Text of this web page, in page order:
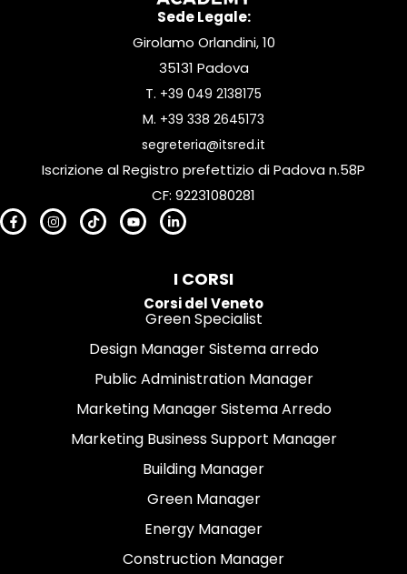
Sede Legale:
Girolamo Orlandini, 10
35131 Padova
T. +39 049 2138175
M. +39 338 2645173
segreteria@itsred.it
Iscrizione al Registro prefettizio di Padova n.58P
CF: 92231080281
I CORSI
Corsi del Veneto
Green Specialist
Design Manager Sistema arredo
Public Administration Manager
Marketing Manager Sistema Arredo
Marketing Business Support Manager
Building Manager
Green Manager
Energy Manager
Construction Manager